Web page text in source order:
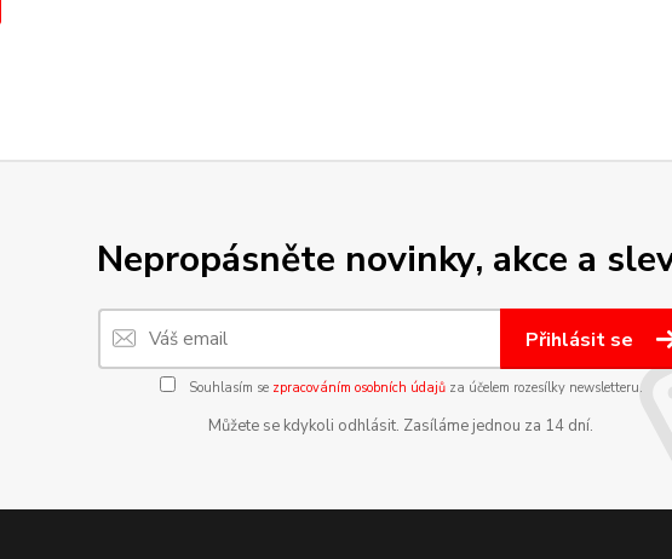
Nepropásněte novinky, akce a
Přihlásit se
Souhlasím se zpracováním osobních údajůza účelem rozesílky newsletteru.
Můžete se kdykoli odhlásit. Zasíláme jednou za 14 dní.